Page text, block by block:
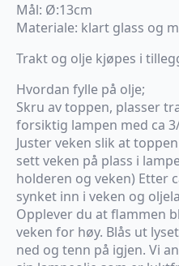
Mål: Ø:13cm
Materiale: klart glass og
Trakt og olje kjøpes i
Hvordan fylle på olje;
Skru av toppen, plasser
forsiktig lampen med ca
Juster veken slik at
sett veken på plass i
holderen og veken) Etter
synket inn i veken og
Opplever du at flammen
veken for høy. Blås ut
ned og tenn på igjen. Vi